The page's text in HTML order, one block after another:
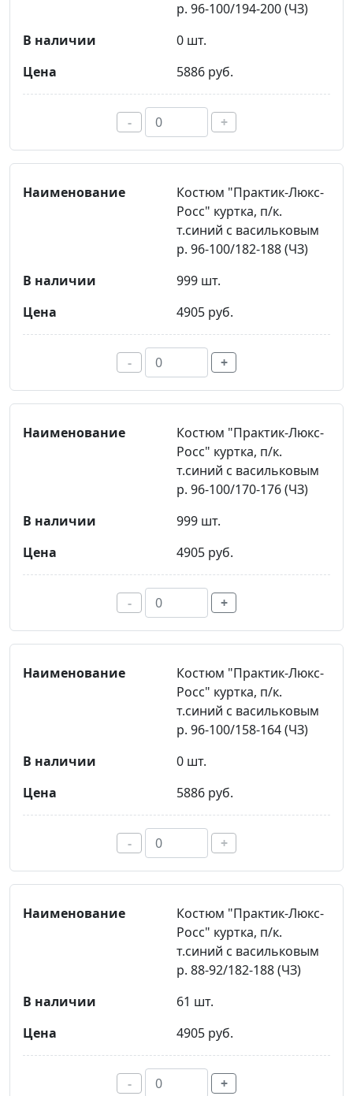
р. 96-100/194-200 (ЧЗ)
0 шт.
5886 руб.
- +
Костюм "Практик-Люкс-
Росс" куртка, п/к.
т.синий с васильковым
р. 96-100/182-188 (ЧЗ)
999 шт.
4905 руб.
- +
Костюм "Практик-Люкс-
Росс" куртка, п/к.
т.синий с васильковым
р. 96-100/170-176 (ЧЗ)
999 шт.
4905 руб.
- +
Костюм "Практик-Люкс-
Росс" куртка, п/к.
т.синий с васильковым
р. 96-100/158-164 (ЧЗ)
0 шт.
5886 руб.
- +
Костюм "Практик-Люкс-
Росс" куртка, п/к.
т.синий с васильковым
р. 88-92/182-188 (ЧЗ)
61 шт.
4905 руб.
- +